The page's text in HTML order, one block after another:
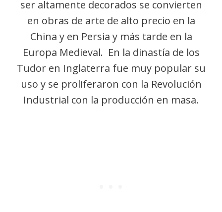
ser altamente decorados se convierten
en obras de arte de alto precio en la
China y en Persia y más tarde en la
Europa Medieval. En la dinastía de los
Tudor en Inglaterra fue muy popular su
uso y se proliferaron con la Revolución
Industrial con la producción en masa.